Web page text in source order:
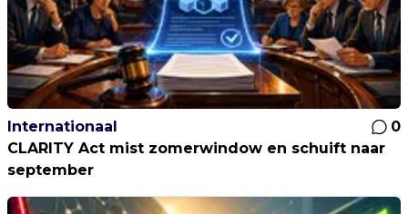
Internationaal
0
CLARITY Act mist zomerwindow en schuift naar
september